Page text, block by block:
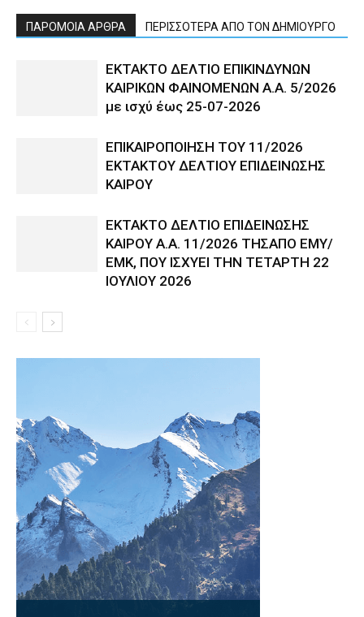
ΠΑΡΟΜΟΙΑ ΑΡΘΡΑ ΠΕΡΙΣΣΟΤΕΡΑ ΑΠΟ ΤΟΝ ΔΗΜΙΟΥΡΓΟ
ΕΚΤΑΚΤΟ ΔΕΛΤΙΟ ΕΠΙΚΙΝΔΥΝΩΝ
ΚΑΙΡΙΚΩΝ ΦΑΙΝΟΜΕΝΩΝ Α.Α. 5/2026
με ισχύ έως 25-07-2026
ΕΠΙΚΑΙΡΟΠΟΙΗΣΗ ΤΟΥ 11/2026
ΕΚΤΑΚΤΟΥ ΔΕΛΤΙΟΥ ΕΠΙΔΕΙΝΩΣΗΣ
ΚΑΙΡΟΥ
ΕΚΤΑΚΤΟ ΔΕΛΤΙΟ ΕΠΙΔΕΙΝΩΣΗΣ
ΚΑΙΡΟΥ Α.Α. 11/2026 ΤΗΣΑΠΟ ΕΜΥ/
ΕΜΚ, ΠΟΥ ΙΣΧΥΕΙ ΤΗΝ ΤΕΤΑΡΤΗ 22
ΙΟΥΛΙΟΥ 2026